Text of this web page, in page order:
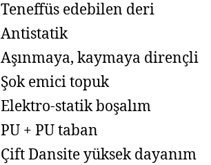
Teneffüs edebilen deri
Antistatik
Aşınmaya, kaymaya dirençli
Şok emici topuk
Elektro-statik boşalım
PU + PU taban
Çift Dansite yüksek dayanım